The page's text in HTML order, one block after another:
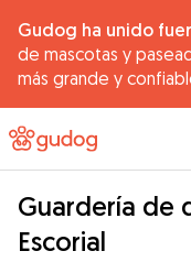
Gudog ha unido
de mascotas y
más grande y
Guardería de
Escorial